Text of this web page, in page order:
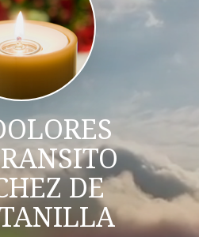
DE